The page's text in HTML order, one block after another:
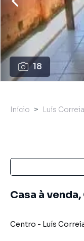
18
Início Luís Correia
Casa à
Centro - Luís